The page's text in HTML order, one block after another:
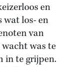
en
wat los- en
van
was te
in te grijpen.